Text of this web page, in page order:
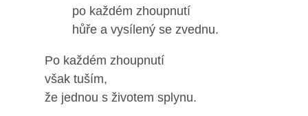
po každém zhoupnutí
hůře a vysílený se zvednu.
Po každém zhoupnutí
však tuším,
že jednou s životem splynu.